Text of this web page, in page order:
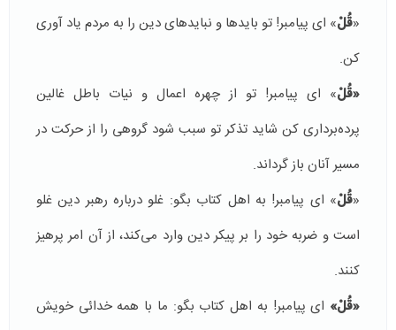
«قُلْ» ای پیامبر! تو باید‌ها و نبایدهای دین را به مردم یاد آوری
كن.
«قُلْ» ای پیامبر! تو از چهره اعمال و نیات باطل غالین
پرده‌برداری كن شاید تذكر تو سبب شود گروهی را از حركت در
مسیر آنان باز گرداند.
«قُلْ» ای پیامبر! به اهل كتاب بگو: غلو درباره رهبر دین غلو
است و ضربه خود را بر پیكر دین وارد می‌كند، از آن امر پرهیز
كنند.
«قُلْ» ای پیامبر! به اهل كتاب بگو: ما با همه خدائی خویش